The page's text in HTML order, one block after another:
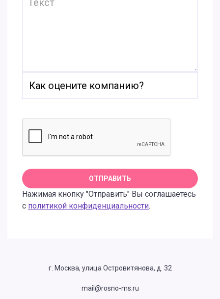
Нажимая кнопку "Отправить" Вы соглашаетесь
с политикой конфиденциальности.
г. Москва, улица Островитянова, д. 32
mail@rosno-ms.ru